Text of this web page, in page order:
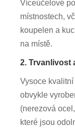
Víceúčelové
místnostech,
koupelen a
na místě.
2. Trvanlivost
Vysoce
obvykle
(nerezová
které jsou